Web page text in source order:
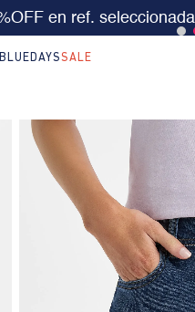
| 15% EXTRA
BLUEDAYSSALE